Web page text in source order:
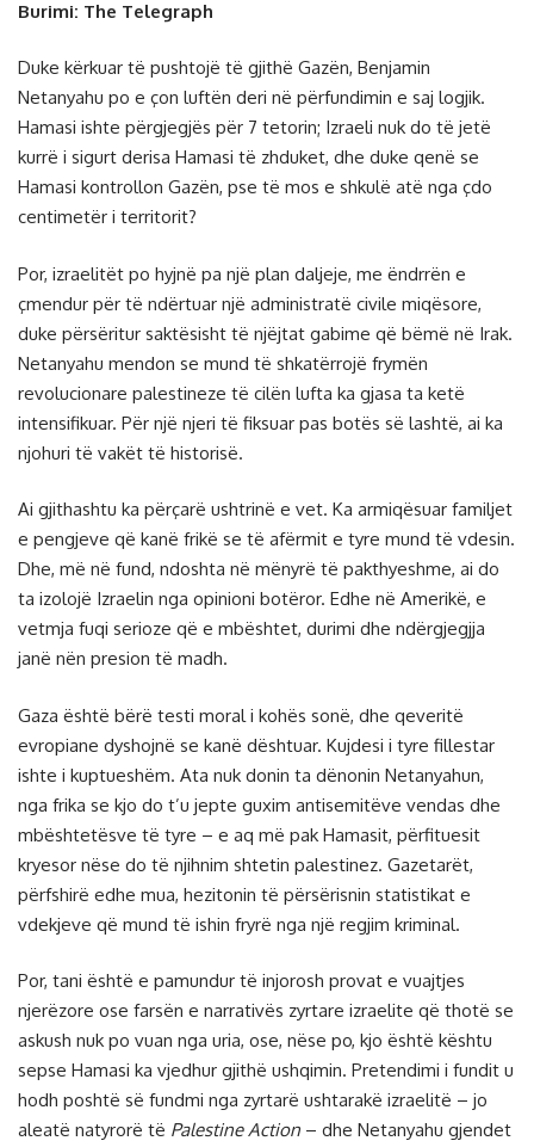
Burimi: The Telegraph
Duke kërkuar të pushtojë të gjithë Gazën, Benjamin
Netanyahu po e çon luftën deri në përfundimin e saj logjik.
Hamasi ishte përgjegjës për 7 tetorin; Izraeli nuk do të jetë
kurrë i sigurt derisa Hamasi të zhduket, dhe duke qenë se
Hamasi kontrollon Gazën, pse të mos e shkulë atë nga çdo
centimetër i territorit?
Por, izraelitët po hyjnë pa një plan daljeje, me ëndrrën e
çmendur për të ndërtuar një administratë civile miqësore,
duke përsëritur saktësisht të njëjtat gabime që bëmë në Irak.
Netanyahu mendon se mund të shkatërrojë frymën
revolucionare palestineze të cilën lufta ka gjasa ta ketë
intensifikuar. Për një njeri të fiksuar pas botës së lashtë, ai ka
njohuri të vakët të historisë.
Ai gjithashtu ka përçarë ushtrinë e vet. Ka armiqësuar familjet
e pengjeve që kanë frikë se të afërmit e tyre mund të vdesin.
Dhe, më në fund, ndoshta në mënyrë të pakthyeshme, ai do
ta izolojë Izraelin nga opinioni botëror. Edhe në Amerikë, e
vetmja fuqi serioze që e mbështet, durimi dhe ndërgjegjja
janë nën presion të madh.
Gaza është bërë testi moral i kohës sonë, dhe qeveritë
evropiane dyshojnë se kanë dështuar. Kujdesi i tyre fillestar
ishte i kuptueshëm. Ata nuk donin ta dënonin Netanyahun,
nga frika se kjo do t’u jepte guxim antisemitëve vendas dhe
mbështetësve të tyre – e aq më pak Hamasit, përfituesit
kryesor nëse do të njihnim shtetin palestinez. Gazetarët,
përfshirë edhe mua, hezitonin të përsërisnin statistikat e
vdekjeve që mund të ishin fryrë nga një regjim kriminal.
Por, tani është e pamundur të injorosh provat e vuajtjes
njerëzore ose farsën e narrativës zyrtare izraelite që thotë se
askush nuk po vuan nga uria, ose, nëse po, kjo është kështu
sepse Hamasi ka vjedhur gjithë ushqimin. Pretendimi i fundit u
hodh poshtë së fundmi nga zyrtarë ushtarakë izraelitë – jo
aleatë natyrorë të Palestine Action – dhe Netanyahu gjendet